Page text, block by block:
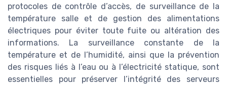
protocoles de contrôle d’accès, de surveillance de la
température salle et de gestion des alimentations
électriques pour éviter toute fuite ou altération des
informations. La surveillance constante de la
température et de l’humidité, ainsi que la prévention
des risques liés à l’eau ou à l’électricité statique, sont
essentielles pour préserver l’intégrité des serveurs